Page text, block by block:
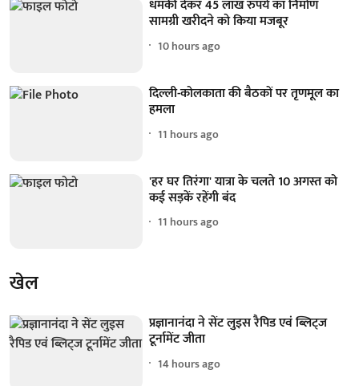
धमकी देकर 45 लाख रुपये का निर्माण
सामग्री खरीदने को किया मजबूर
10 hours ago
दिल्ली-कोलकाता की बैठकों पर तृणमूल का
हमला
11 hours ago
'हर घर तिरंगा' यात्रा के चलते 10 अगस्त को
कई सड़कें रहेंगी बंद
11 hours ago
खेल
प्रज्ञानानंदा ने सेंट लुइस रैपिड एवं ब्लिट्ज
टूर्नामेंट जीता
14 hours ago